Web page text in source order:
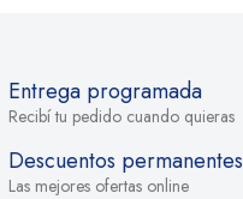
Entrega programada
Recibí tu pedido cuando quieras
Descuentos permanentes
Las mejores ofertas online